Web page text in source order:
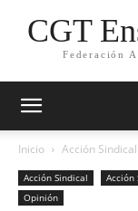
CGT
Federación
Inicio Acción Sindical
Acción Sindical Acción
Opinión